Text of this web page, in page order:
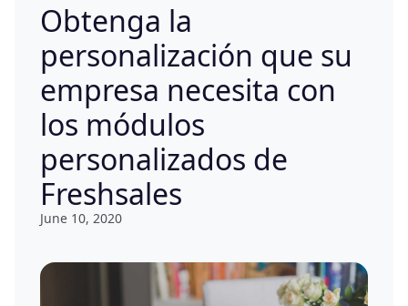
Obtenga la
personalización que su
empresa necesita con
los módulos
personalizados de
Freshsales
June 10, 2020